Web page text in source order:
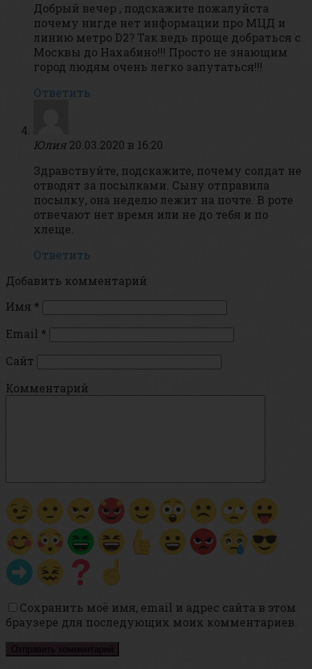
Добрый вечер , подскажите пожалуйста
почему нигде нет информации про МЦД и
линию метро D2? Так ведь проще добраться с
Москвы до Нахабино!!! Просто не знающим
город людям очень легко запутаться!!!
Ответить
Юлия 20.03.2020 в 16:20
Здравствуйте, подскажите, почему солдат не
отводят за посылками. Сыну отправила
посылку, она неделю лежит на почте. В роте
отвечают нет время или не до тебя и по
хлеще.
Ответить
Добавить комментарий
Имя *
Email *
Сайт
Комментарий
Сохранить моё имя, email и адрес сайта в этом
браузере для последующих моих комментариев.